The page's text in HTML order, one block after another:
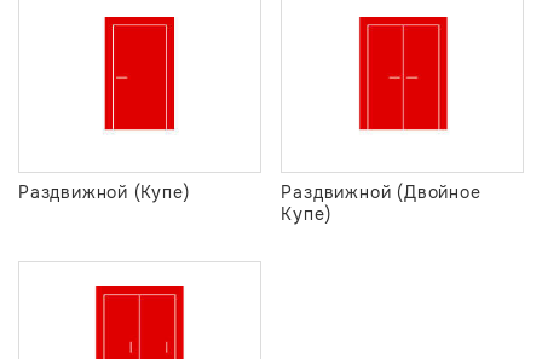
Раздвижной (Купе)
Раздвижной (Двойное
Купе)